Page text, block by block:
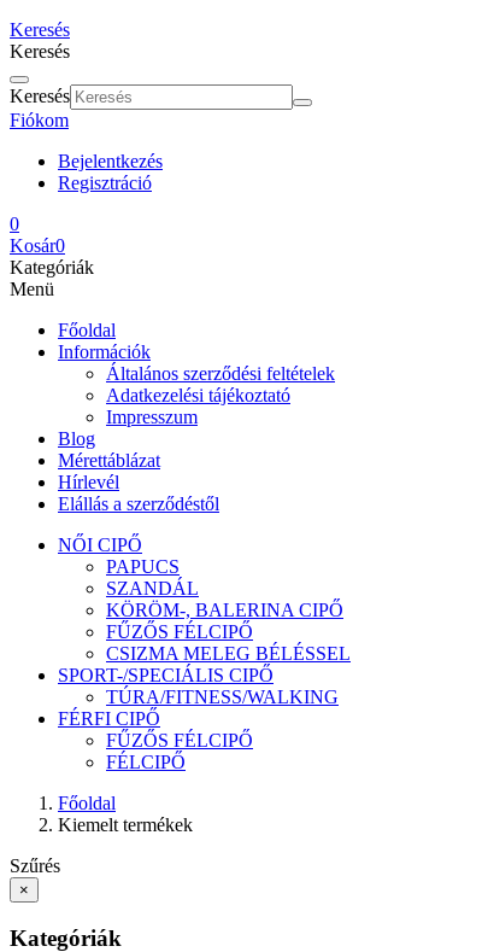
Keresés
Keresés
Keresés
Fiókom
Bejelentkezés
Regisztráció
0
Kosár0
Kategóriák
Menü
Főoldal
Információk
Általános szerződési feltételek
Adatkezelési tájékoztató
Impresszum
Blog
Mérettáblázat
Hírlevél
Elállás a szerződéstől
NŐI CIPŐ
PAPUCS
SZANDÁL
KÖRÖM-, BALERINA CIPŐ
FŰZŐS FÉLCIPŐ
CSIZMA MELEG BÉLÉSSEL
SPORT-/SPECIÁLIS CIPŐ
TÚRA/FITNESS/WALKING
FÉRFI CIPŐ
FŰZŐS FÉLCIPŐ
FÉLCIPŐ
Főoldal
Kiemelt termékek
Szűrés
×
Kategóriák